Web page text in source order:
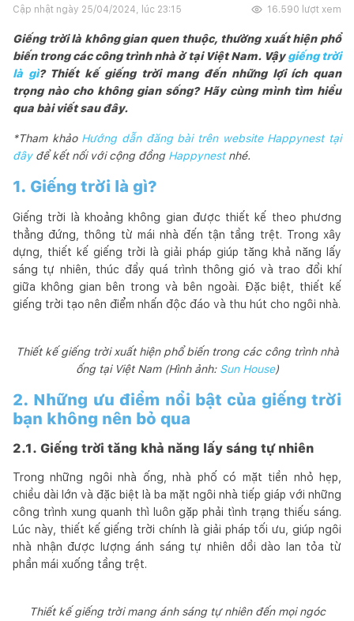
Cập nhật ngày 25/04/2024, lúc 23:15 16.590 lượt xem
Giếng trời là không gian quen thuộc, thường xuất hiện phổ
biến trong các công trình nhà ở tại Việt Nam. Vậygiếng trời
là gì? Thiết kế giếng trời mang đến những lợi ích quan
trọng nào cho không gian sống? Hãy cùng mình tìm hiểu
qua bài viết sau đây.
*Tham khảo Hướng dẫn đăng bài trên website Happynest tại
đâyđể kết nối với cộng đồng Happynestnhé.
1. Giếng trời là gì?
Giếng trời là khoảng không gian được thiết kế theo phương
thẳng đứng, thông từ mái nhà đến tận tầng trệt. Trong xây
dựng, thiết kế giếng trời là giải pháp giúp tăng khả năng lấy
sáng tự nhiên, thúc đẩy quá trình thông gió và trao đổi khí
giữa không gian bên trong và bên ngoài. Đặc biệt, thiết kế
giếng trời tạo nên điểm nhấn độc đáo và thu hút cho ngôi nhà.
Thiết kế giếng trời xuất hiện phổ biến trong các công trình nhà
ống tại Việt Nam (Hình ảnh: Sun House)
2. Những ưu điểm nổi bật của giếng trời
bạn không nên bỏ qua
2.1. Giếng trời tăng khả năng lấy sáng tự nhiên
Trong những ngôi nhà ống, nhà phố có mặt tiền nhỏ hẹp,
chiều dài lớn và đặc biệt là ba mặt ngôi nhà tiếp giáp với những
công trình xung quanh thì luôn gặp phải tình trạng thiếu sáng.
Lúc này, thiết kế giếng trời chính là giải pháp tối ưu, giúp ngôi
nhà nhận được lượng ánh sáng tự nhiên dồi dào lan tỏa từ
phần mái xuống tầng trệt.
Thiết kế giếng trời mang ánh sáng tự nhiên đến mọi ngóc